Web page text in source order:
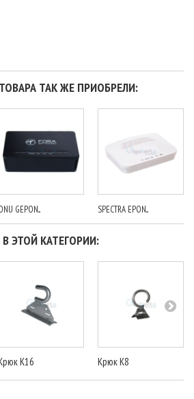
ТАК ЖЕ ПРИОБРЕЛИ:
GEPON... SPECTRA EPON...
ЭТОЙ КАТЕГОРИИ:
К16 Крюк К8